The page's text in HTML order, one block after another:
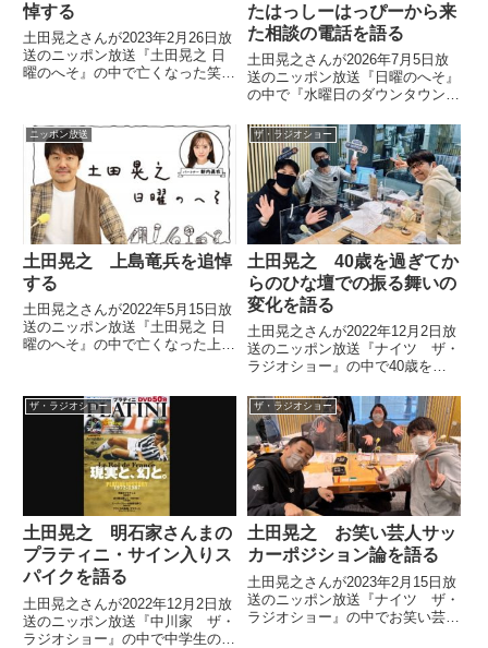
悼する
土田晃之さんが2023年2月26日放
送のニッポン放送『土田晃之 日
曜のへそ』の中で亡くなった笑福
たはっしーはっぴーから来
た相談の電話を語る
土田晃之さんが2026年7月5日放
送のニッポン放送『日曜のへそ』
の中で『水曜日のダウンタウン』
ているはっしーはっぴーさんにつ
いてトーク。はっしーはっぴーさ
んから相談の電話がかかってきた
際にかけた言葉を紹介していまし
た。
ニッポン放送
土田晃之 上島竜兵を追悼
する
土田晃之さんが2022年5月15日放
送のニッポン放送『土田晃之 日
曜のへそ』の中で亡くなった上島
ザ・ラジオショー
土田晃之 40歳を過ぎてか
らのひな壇での振る舞いの
変化を語る
土田晃之さんが2022年12月2日放
送のニッポン放送『ナイツ ザ・
ラジオショー』の中で40歳を超
ってきたことについて話していま
した。
ザ・ラジオショー
土田晃之 明石家さんまの
プラティニ・サイン入りス
パイクを語る
土田晃之さんが2022年12月2日放
送のニッポン放送『中川家 ザ・
ラジオショー』の中で中学生の時
ザ・ラジオショー
土田晃之 お笑い芸人サッ
カーポジション論を語る
土田晃之さんが2023年2月15日放
送のニッポン放送『ナイツ ザ・
ラジオショー』の中でお笑い芸人